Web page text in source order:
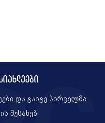
და გაიგე პირველმა
შესახებ